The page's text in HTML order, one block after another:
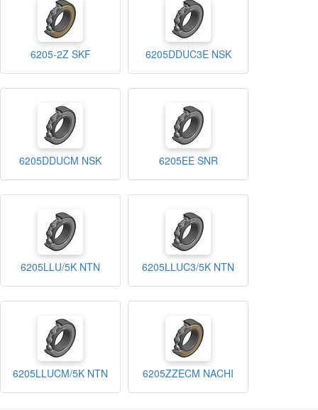
6205-2Z SKF 6205DDUC3E NSK
6205DDUCM NSK 6205EE SNR
6205LLU/5K NTN 6205LLUC3/5K NTN
6205LLUCM/5K NTN 6205ZZECM NACHI